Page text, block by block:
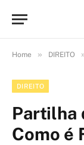
Home » DIREITO
DIREITO
Partilha
Como é